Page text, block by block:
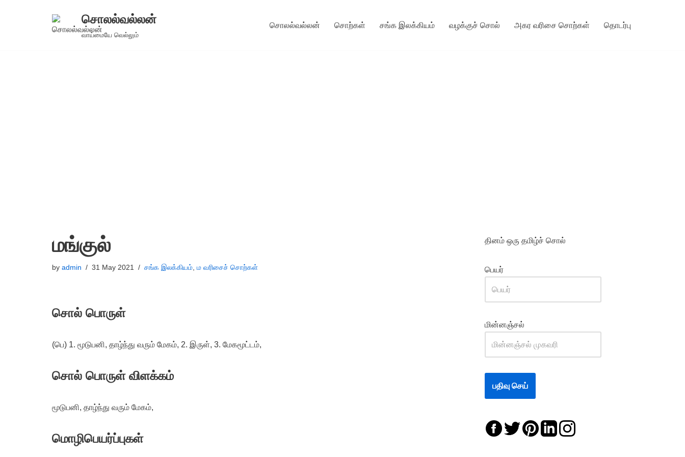
சொலல்வல்லன்
வாய்மையே வெல்லும்
சொலல்வல்லன் சொற்கள் சங்க இலக்கியம் வழக்குச் சொல் அகர வரிசை சொற்கள் தொடர்பு
மங்குல்
by admin 31 May 2021 சங்க இலக்கியம் ம வரிசைச் சொற்கள்
சொல் பொருள்
(பெ) 1. மூடுபனி, தாழ்ந்து வரும் மேகம், 2. இருள், 3. மேகமூட்டம்,
சொல் பொருள் விளக்கம்
மூடுபனி, தாழ்ந்து வரும் மேகம்,
மொழிபெயர்ப்புகள்
தினம் ஒரு தமிழ்ச் சொல்
பெயர்
மின்னஞ்சல்